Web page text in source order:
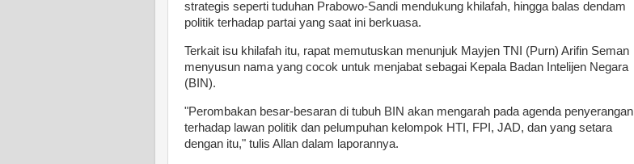
strategis seperti tuduhan Prabowo-Sandi mendukung khilafah, hingga balas dendam
politik terhadap partai yang saat ini berkuasa.
Terkait isu khilafah itu, rapat memutuskan menunjuk Mayjen TNI (Purn) Arifin Seman
menyusun nama yang cocok untuk menjabat sebagai Kepala Badan Intelijen Negara
(BIN).
"Perombakan besar-besaran di tubuh BIN akan mengarah pada agenda penyerangan
terhadap lawan politik dan pelumpuhan kelompok HTI, FPI, JAD, dan yang setara
dengan itu," tulis Allan dalam laporannya.